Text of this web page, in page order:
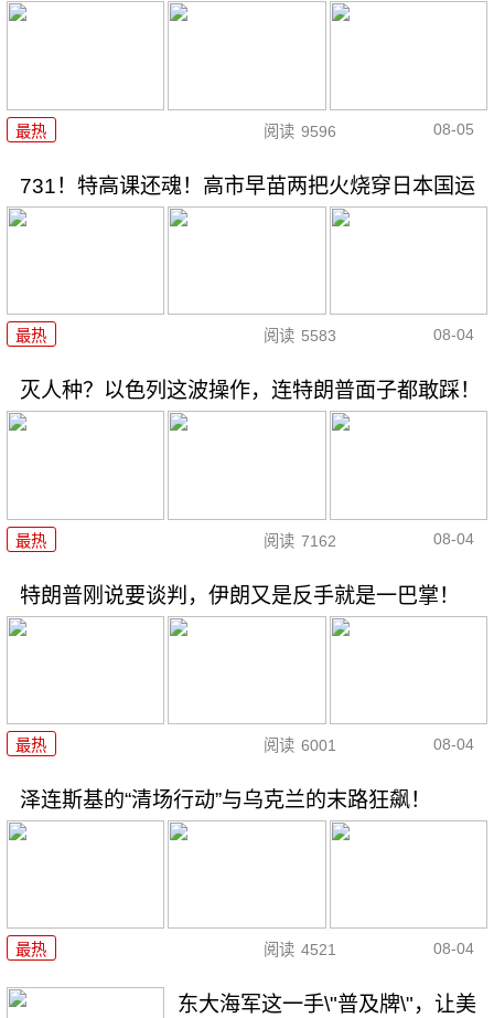
最热 阅读 9596 08-05
731！特高课还魂！高市早苗两把火烧穿日本国运
最热 阅读 5583 08-04
灭人种？以色列这波操作，连特朗普面子都敢踩！
最热 阅读 7162 08-04
特朗普刚说要谈判，伊朗又是反手就是一巴掌！
最热 阅读 6001 08-04
泽连斯基的“清场行动”与乌克兰的末路狂飙！
最热 阅读 4521 08-04
东大海军这一手\"普及牌\"，让美